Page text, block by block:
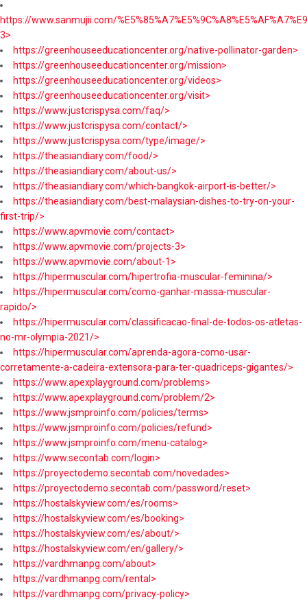
https://www.sanmujii.com/
3>
https://greenhouseeducationcenter.org/native-pollinator-garden>
https://greenhouseeducationcenter.org/mission>
https://greenhouseeducationcenter.org/videos>
https://greenhouseeducationcenter.org/visit>
https://www.justcrispysa.com/faq/>
https://www.justcrispysa.com/contact/>
https://www.justcrispysa.com/type/image/>
https://theasiandiary.com/food/>
https://theasiandiary.com/about-us/>
https://theasiandiary.com/which-bangkok-airport-is-better/>
https://theasiandiary.com/best-malaysian-dishes-to-try-on-your-
first-trip/>
https://www.apvmovie.com/contact>
https://www.apvmovie.com/projects-3>
https://www.apvmovie.com/about-1>
https://hipermuscular.com/hipertrofia-muscular-feminina/>
https://hipermuscular.com/como-ganhar-massa-muscular-
rapido/>
https://hipermuscular.com/classificacao-final-de-todos-os-atletas-
no-mr-olympia-2021/>
https://hipermuscular.com/aprenda-agora-como-usar-
corretamente-a-cadeira-extensora-para-ter-quadriceps-gigantes/>
https://www.apexplayground.com/problems>
https://www.apexplayground.com/problem/2>
https://www.jsmproinfo.com/policies/terms>
https://www.jsmproinfo.com/policies/refund>
https://www.jsmproinfo.com/menu-catalog>
https://www.secontab.com/login>
https://proyectodemo.secontab.com/novedades>
https://proyectodemo.secontab.com/password/reset>
https://hostalskyview.com/es/rooms>
https://hostalskyview.com/es/booking>
https://hostalskyview.com/es/about/>
https://hostalskyview.com/en/gallery/>
https://vardhmanpg.com/about>
https://vardhmanpg.com/rental>
https://vardhmanpg.com/privacy-policy>